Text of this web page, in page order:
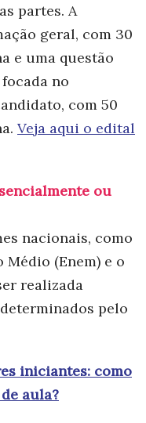
partes. A
geral, com 30
e uma questão
no
com 50
Veja aqui o edital
ou
nacionais, como
Médio (Enem) e o
realizada
pelo
iniciantes: como
aula?